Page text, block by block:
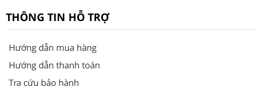
THÔNG TIN HỖ TRỢ
Hướng dẫn mua hàng
Hướng dẫn thanh toán
Tra cứu bảo hành